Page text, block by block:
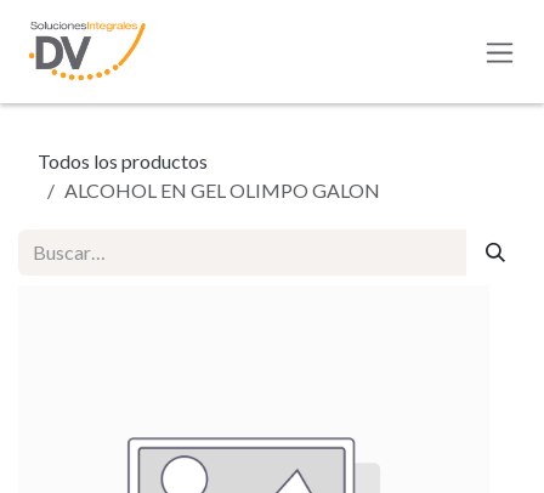
Todos los productos
ALCOHOL EN GEL OLIMPO GALON